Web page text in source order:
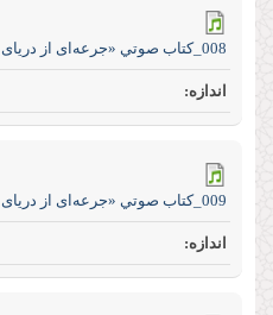
008_كتاب صوتي «جرعه‌ای از دریای راز»_ بخش نخست، گفتار پنجم
009_كتاب صوتي «جرعه‌ای از دریای راز»_ بخش نخست، گفتار ششم